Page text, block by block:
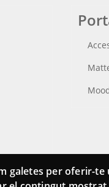
galetes per oferir-te